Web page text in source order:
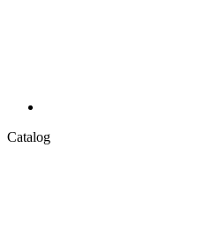
Catalog